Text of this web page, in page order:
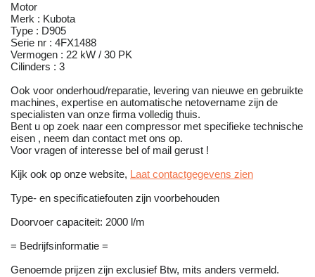
Motor
Merk : Kubota
Type : D905
Serie nr : 4FX1488
Vermogen : 22 kW / 30 PK
Cilinders : 3
Ook voor onderhoud/reparatie, levering van nieuwe en gebruikte
machines, expertise en automatische netovername zijn de
specialisten van onze firma volledig thuis.
Bent u op zoek naar een compressor met specifieke technische
eisen , neem dan contact met ons op.
Voor vragen of interesse bel of mail gerust !
Kijk ook op onze website, Laat contactgegevens zien
Type- en specificatiefouten zijn voorbehouden
Doorvoer capaciteit: 2000 l/m
= Bedrijfsinformatie =
Genoemde prijzen zijn exclusief Btw, mits anders vermeld.